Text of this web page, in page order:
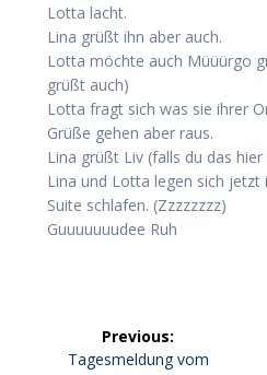
Lotta lacht.
Lina grüßt ihn aber auch.
Lotta möchte auch Müüürgo
grüßt auch)
Lotta fragt sich was sie ihrer
Grüße gehen aber raus.
Lina grüßt Liv (falls du das
Lina und Lotta legen sich
Suite schlafen. (Zzzzzzzz)
Guuuuuuudee Ruh
Previous:
Previous
Tagesmeldung vom